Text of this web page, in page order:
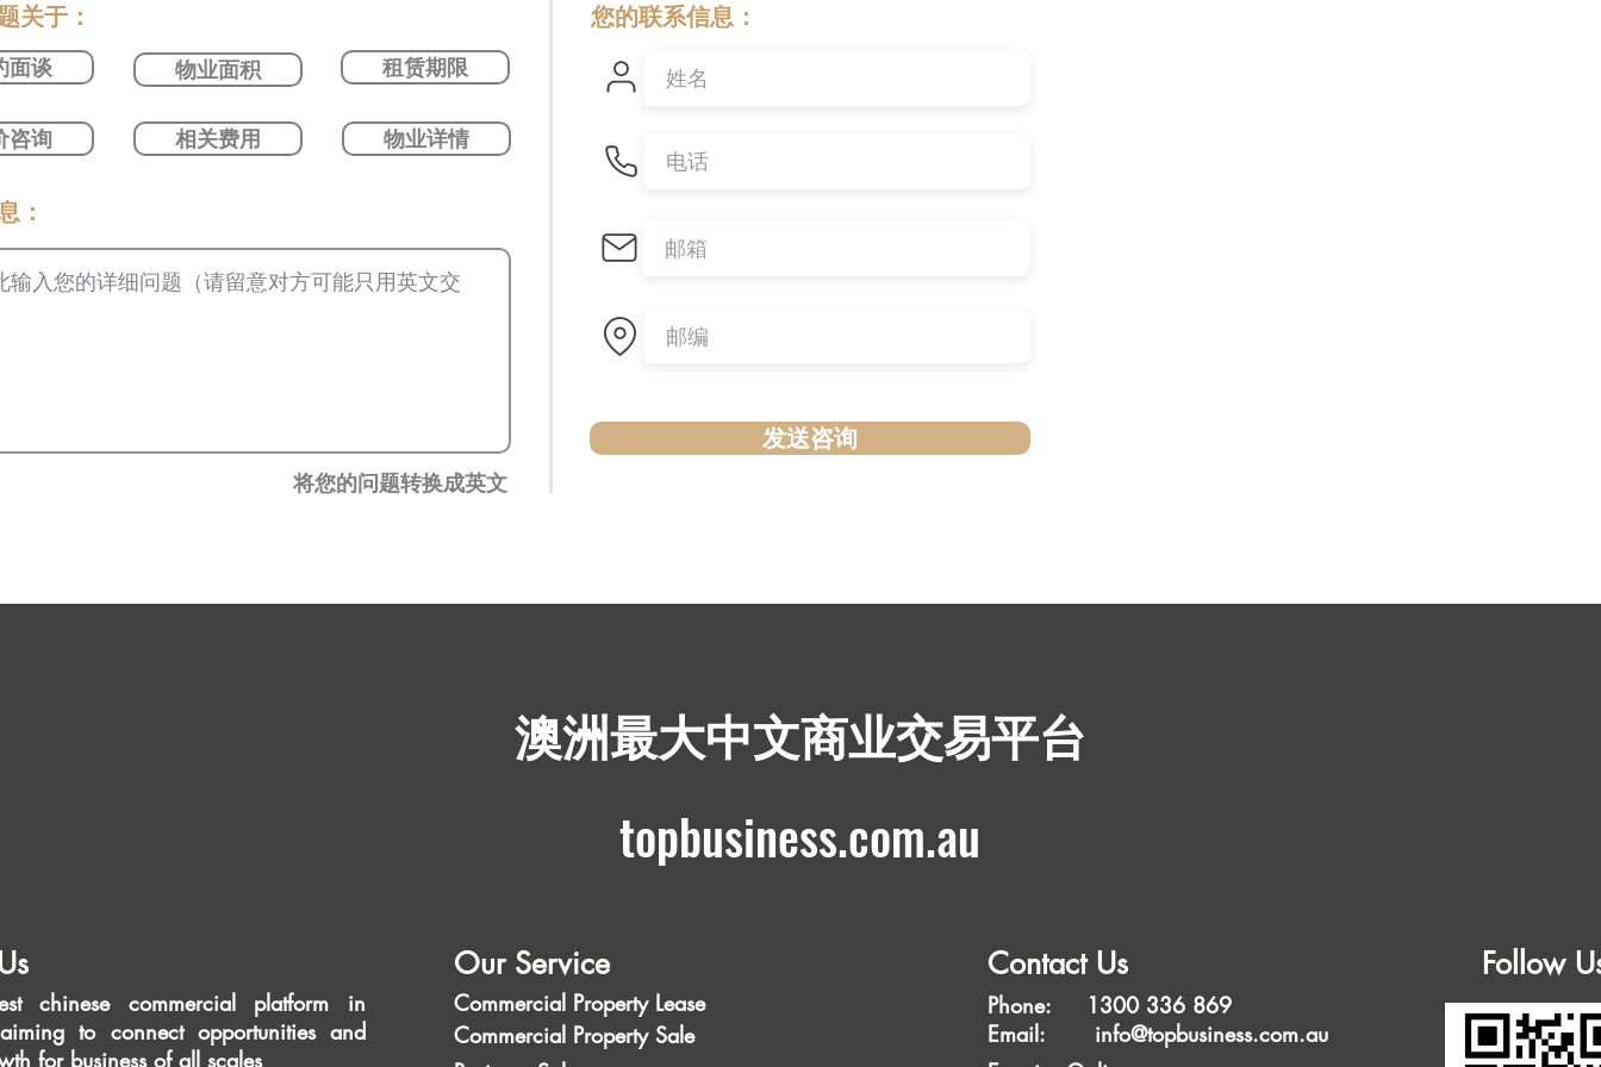
关于： 您的联系信息：
面谈 物业面积 租赁期限
咨询 相关费用 物业详情
：
发送咨询
将您的问题转换成英文
​澳洲最大中文商业交易平台
topbusiness.com.au
chinese commercial platform in
to connect opportunities and
for business of all scales
Our Service
Commercial Property Lease
Commercial Property Sale
Contact Us
Phone: 1300 336 869
Email: info@topbusiness.com.au
Follow